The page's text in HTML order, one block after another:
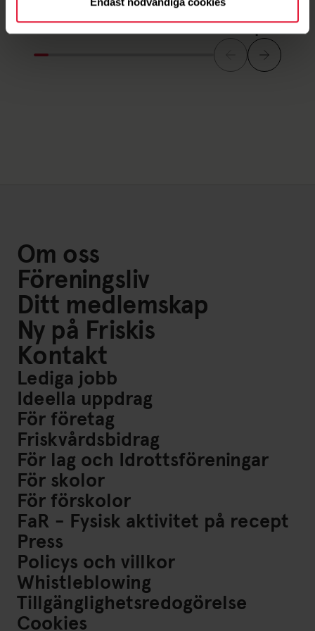
Spin soft Spin soft
Om oss
Föreningsliv
Ditt medlemskap
Ny på Friskis
Kontakt
Lediga jobb
Ideella uppdrag
För företag
Friskvårdsbidrag
För lag och Idrottsföreningar
För skolor
För förskolor
FaR - Fysisk aktivitet på recept
Press
Policys och villkor
Whistleblowing
Tillgänglighetsredogörelse
Cookies